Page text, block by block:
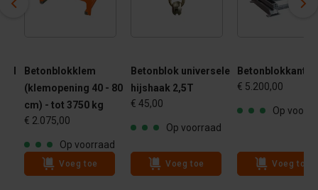
Betonblokklem
(klemopening 40 - 80
cm) - tot 3750 kg
€ 2.075,00
Op voorraad
Voeg toe
Betonblok universele
hijshaak 2,5T
€ 45,00
Op voorraad
Voeg toe
€ 5.200,00
Op
Voeg toe